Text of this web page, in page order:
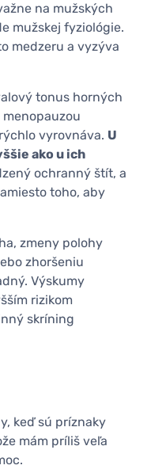
na mužských
mužskej fyziológie.
medzeru a vyzýva
tonus horných
vyrovnáva. U
ako u ich
ochranný štít, a
toho, aby
zmeny polohy
zhoršeniu
Výskumy
rizikom
skríning
keď sú príznaky
mám príliš veľa